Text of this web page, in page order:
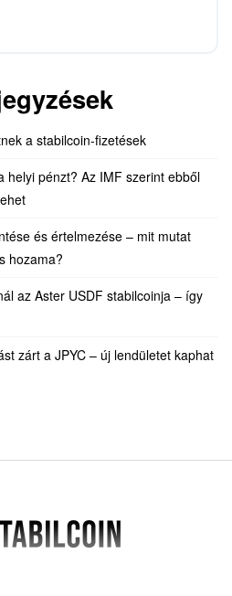
a stabilcoin-fizetések
helyi pénzt? Az IMF szerint ebből
és értelmezése – mit mutat
hozama?
az Aster USDF stabilcoinja – így
zárt a JPYC – új lendületet kaphat